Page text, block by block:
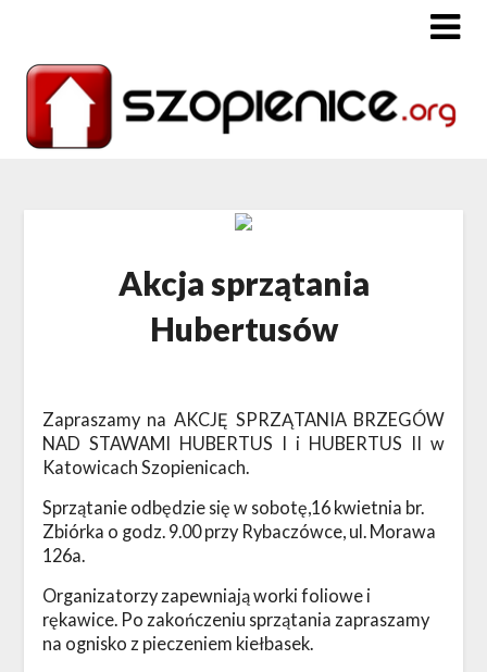
Akcja sprzątania
Hubertusów
Zapraszamy na AKCJĘ SPRZĄTANIA BRZEGÓW
NAD STAWAMI HUBERTUS I i HUBERTUS II w
Katowicach Szopienicach.
Sprzątanie odbędzie się w sobotę,16 kwietnia br.
Zbiórka o godz. 9.00 przy Rybaczówce, ul. Morawa
126a.
Organizatorzy zapewniają worki foliowe i
rękawice. Po zakończeniu sprzątania zapraszamy
na ognisko z pieczeniem kiełbasek.